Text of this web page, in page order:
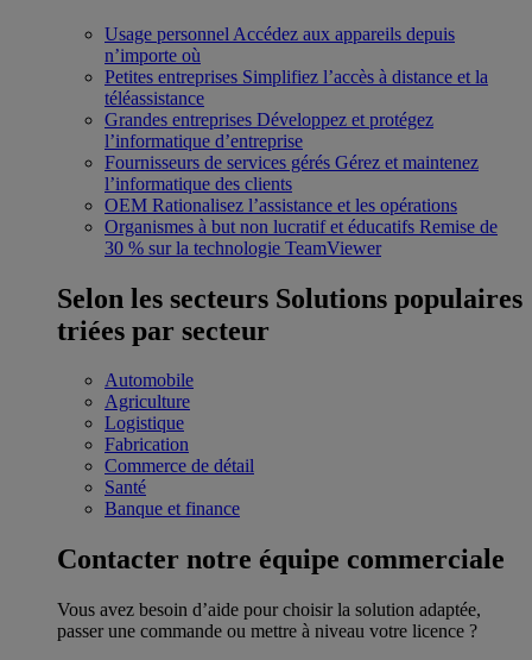
Usage personnel Accédez aux appareils depuis
n’importe où
Petites entreprises Simplifiez l’accès à distance et la
téléassistance
Grandes entreprises Développez et protégez
l’informatique d’entreprise
Fournisseurs de services gérés Gérez et maintenez
l’informatique des clients
OEM Rationalisez l’assistance et les opérations
Organismes à but non lucratif et éducatifs Remise de
30 % sur la technologie TeamViewer
Selon les secteurs Solutions populaires
triées par secteur
Automobile
Agriculture
Logistique
Fabrication
Commerce de détail
Santé
Banque et finance
Contacter notre équipe commerciale
Vous avez besoin d’aide pour choisir la solution adaptée,
passer une commande ou mettre à niveau votre licence ?